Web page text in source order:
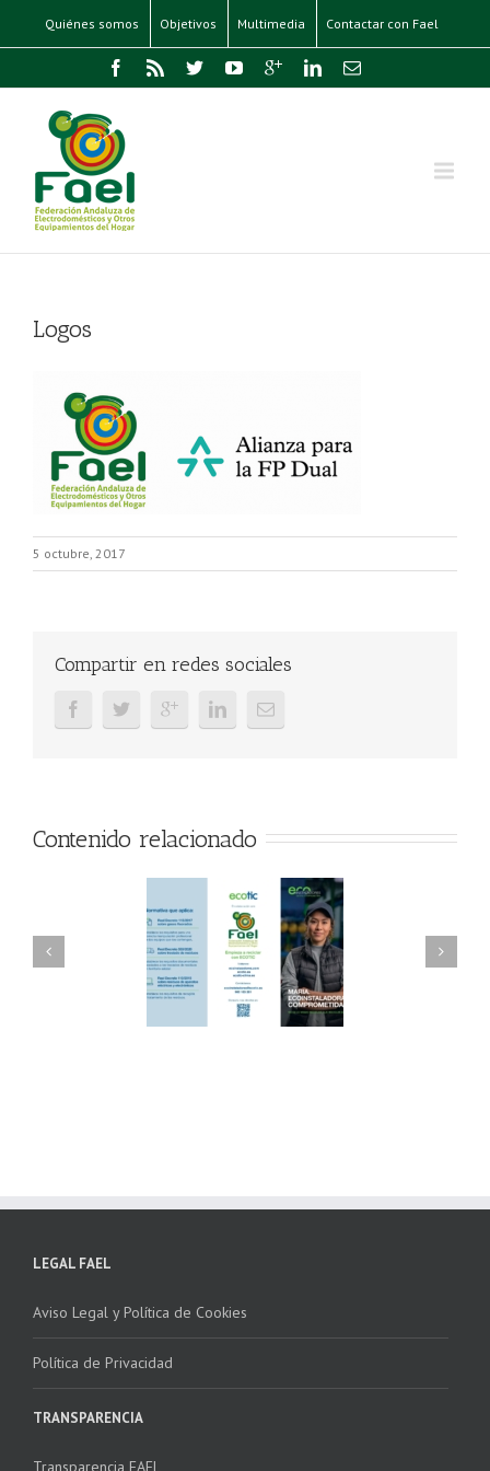
Quiénes somos Objetivos Multimedia Contactar con Fael
Logos
5 octubre, 2017
Compartir en redes sociales
Contenido relacionado
AAEL y
FAEL, Ecoasimelec y
Parque Joyero
Córdoba, colaboran
LEGAL FAEL
Aviso Legal y Política de Cookies
Política de Privacidad
TRANSPARENCIA
Transparencia FAEL